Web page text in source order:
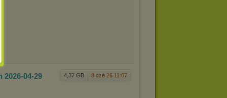
4,37 GB 8 cze 26 11:07
2026-04-29